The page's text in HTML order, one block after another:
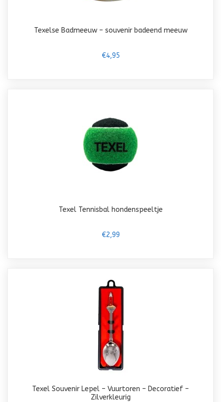
Texelse Badmeeuw – souvenir badeend meeuw
€4,95
Texel Tennisbal hondenspeeltje
€2,99
Texel Souvenir Lepel – Vuurtoren – Decoratief –
Zilverkleurig